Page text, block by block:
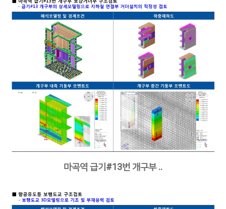
마곡역 급기#13번 개구부 ..